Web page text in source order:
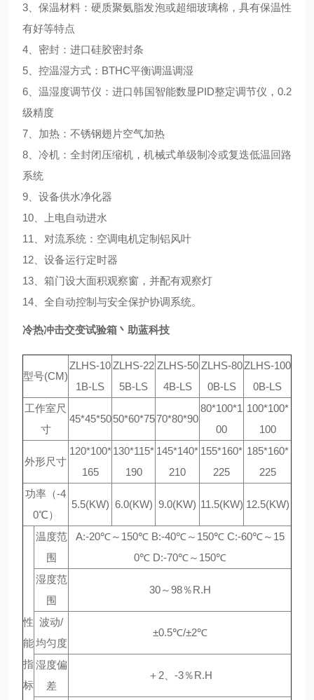
3、保温材料：硬质聚氨脂发泡或超细玻璃棉，具有保温性
有好等特点
4、密封：进口硅胶密封条
5、控温湿方式：BTHC平衡调温调湿
6、温湿度调节仪：进口韩国智能数显PID整定调节仪，0.2
级精度
7、加热：不锈钢翅片空气加热
8、冷机：全封闭压缩机，机械式单级制冷或复迭低温回路
系统
9、设备供水净化器
10、上电自动进水
11、对流系统：空调电机定制铝风叶
12、设备运行定时器
13、箱门设大面积观察窗，并配有观察灯
14、全自动控制与安全保护协调系统。
冷热冲击交变试验箱丶助蓝科技
型号(CM)
ZLHS-10
1B-LS
ZLHS-22
5B-LS
ZLHS-50
4B-LS
ZLHS-80
0B-LS
ZLHS-100
0B-LS
工作室尺
寸
45*45*50 50*60*7570*80*90
80*100*1
00
100*100*
100
外形尺寸
120*100*
165
130*115*
190
145*140*
210
155*160*
225
185*160*
225
功率（-4
0℃）
5.5(KW) 6.0(KW) 9.0(KW) 11.5(KW) 12.5(KW)
性
能
指
标
温度范
围
A:-20℃～150℃ B:-40℃～150℃ C:-60℃～15
0℃ D:-70℃～150℃
湿度范
围
30～98％R.H
波动/
均匀度
±0.5℃/±2℃
湿度偏
差
＋2、-3％R.H